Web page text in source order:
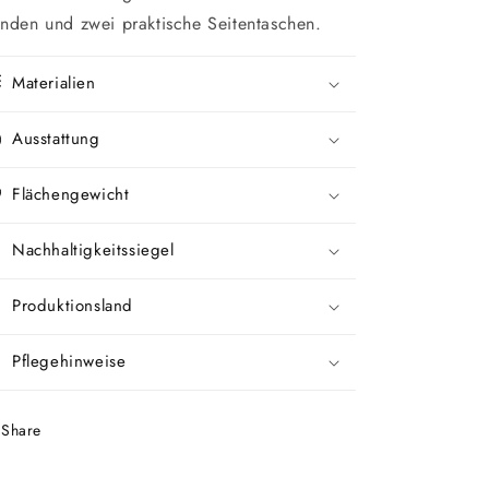
und zwei praktische Seitentaschen.
Materialien
Ausstattung
Flächengewicht
Nachhaltigkeitssiegel
Produktionsland
Pflegehinweise
Share